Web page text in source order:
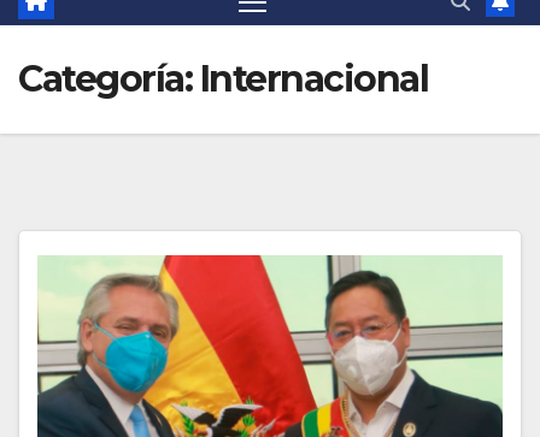
Categoría: Internacional